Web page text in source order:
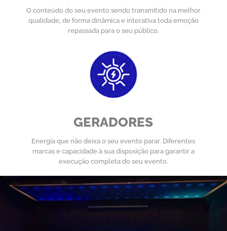
O conteúdo do seu evento sendo transmitido na melhor
qualidade, de forma dinâmica e interativa toda emoção
repassada para o seu público.
GERADORES
Energia que não deixa o seu evento parar. Diferentes
marcas e capacidade à sua disposição para garantir a
execução completa do seu evento.